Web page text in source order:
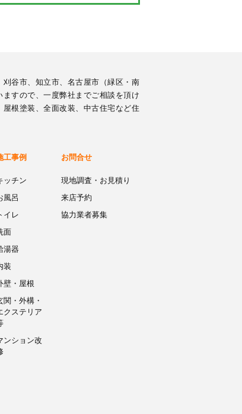
谷市、知立市、名古屋市（緑区・南
すので、一度弊社までご相談を頂け
根塗装、全面改装、中古住宅など住
工事例
ッチン
風呂
イレ
面
湯器
装
壁・屋根
関・外構・
クステリア
ンション改
お問合せ
現地調査・お見積り
来店予約
協力業者募集